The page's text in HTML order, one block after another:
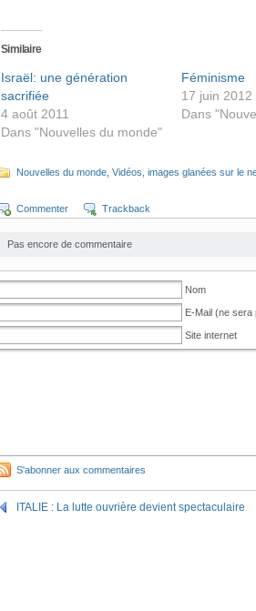
Similaire
Israël: une génération
sacrifiée
4 août 2011
Dans "Nouvelles du monde"
Féminisme
17 juin 2012
Dans
Nouvelles du monde Vidéos, images glanées sur le
Commenter Trackback
Pas encore de commentaire
Nom
E-Mail (ne sera
Site internet
S'abonner aux commentaires
ITALIE : La lutte ouvrière devient spectaculaire